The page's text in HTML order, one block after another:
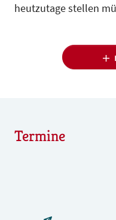
heutzutage stellen
auseinandergesetzt
Ergebnisse konnten
Termine